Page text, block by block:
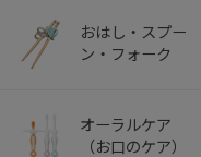
おはし・スプー
ン・フォーク
オーラルケア
（お口のケア）